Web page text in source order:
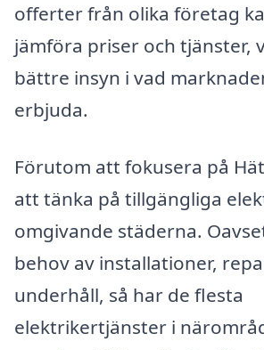
offerter från olika företag
jämföra priser och tjänster,
bättre insyn i vad
erbjuda.
Förutom att fokusera på
att tänka på tillgängliga
omgivande städerna.
behov av installationer,
underhåll, så har de flesta
elektrikertjänster i